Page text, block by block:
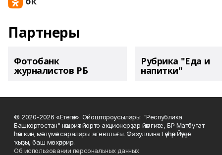
Партнеры
Фотобанк
журналистов РБ
Рубрика "Еда и
напитки"
© 2020-2026 «Етегән». Ойоштороусылары: "Республика
Башкортостан" нәшриәт йорто акционерҙар йәмғиәте, БР Матбуғат
һәм киң мәғлүмәт саралары агентлығы. Фазуллина Гәүһәр Йәүҙәт
ҡыҙы, баш мөхәррир.
Об использовании персональных данных